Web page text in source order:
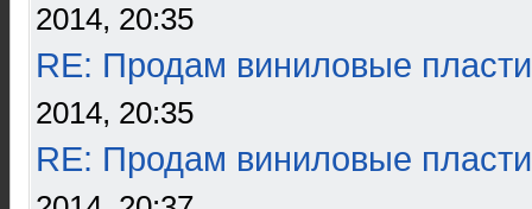
2014, 20:35
RE: Продам виниловые
2014, 20:35
RE: Продам виниловые